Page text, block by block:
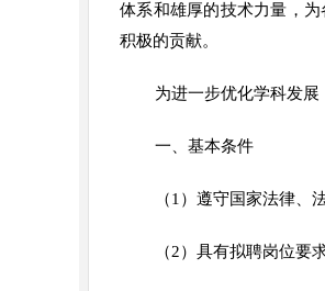
体系和雄厚的技术力量，
积极的贡献。
为进一步优化学科发
一、基本条件
（1）遵守国家法律、
（2）具有拟聘岗位要